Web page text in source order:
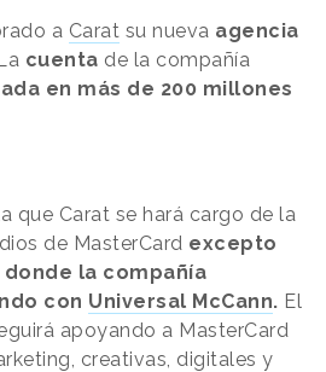
a Carat su nueva agencia
cuenta de la compañía
en más de 200 millones
que Carat se hará cargo de la
de MasterCard excepto
la compañía
con Universal McCann. El
apoyando a MasterCard
creativas, digitales y